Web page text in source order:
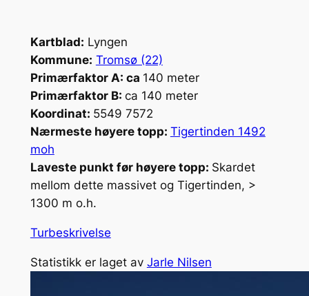
Kartblad: Lyngen
Kommune: Tromsø (22)
Primærfaktor A: ca 140 meter
Primærfaktor B: ca 140 meter
Koordinat: 5549 7572
Nærmeste høyere topp: Tigertinden 1492
moh
Laveste punkt før høyere topp: Skardet
mellom dette massivet og Tigertinden, >
1300 m o.h.
Turbeskrivelse
Statistikk er laget av Jarle Nilsen